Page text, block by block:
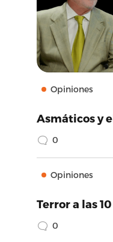
Opiniones
Asmáticos y
0
Opiniones
Terror a las
0